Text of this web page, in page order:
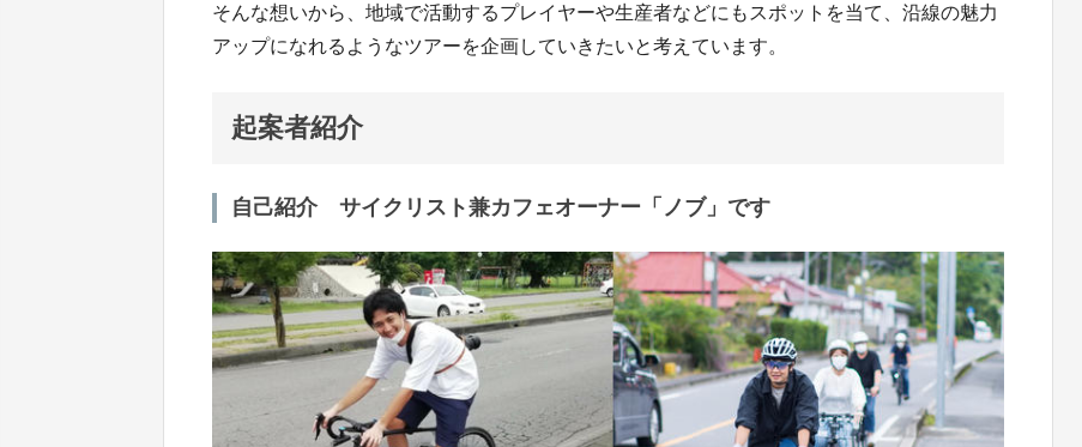
そんな想いから、地域で活動するプレイヤーや生産者などにもスポットを当て、沿線の魅力
アップになれるようなツアーを企画していきたいと考えています。
起案者紹介
自己紹介 サイクリスト兼カフェオーナー「ノブ」です